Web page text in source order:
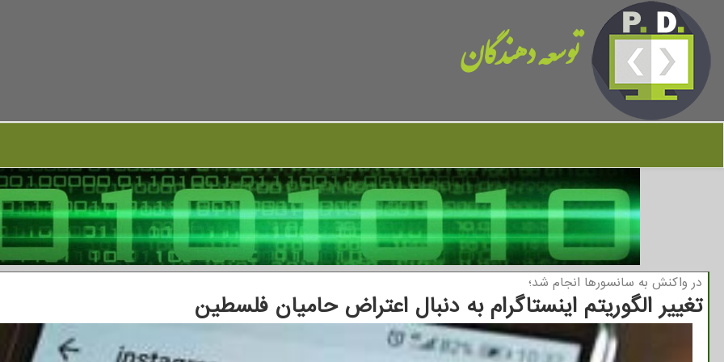
توسعه دهندگان
در واكنش به سانسورها انجام شد؛
تغییر الگوریتم اینستاگرام به دنبال اعتراض حامیان فلسطین